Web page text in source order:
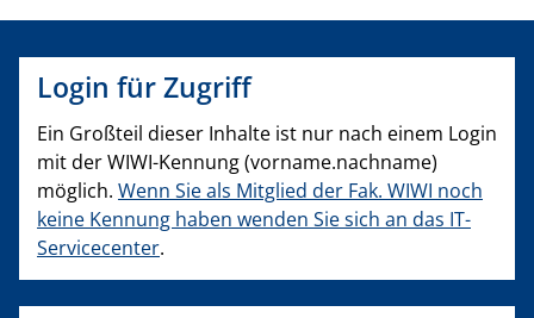
Login für Zugriff
Ein Großteil dieser Inhalte ist nur nach einem Login
mit der WIWI-Kennung (vorname.nachname)
möglich. Wenn Sie als Mitglied der Fak. WIWI noch
keine Kennung haben wenden Sie sich an das IT-
Servicecenter.